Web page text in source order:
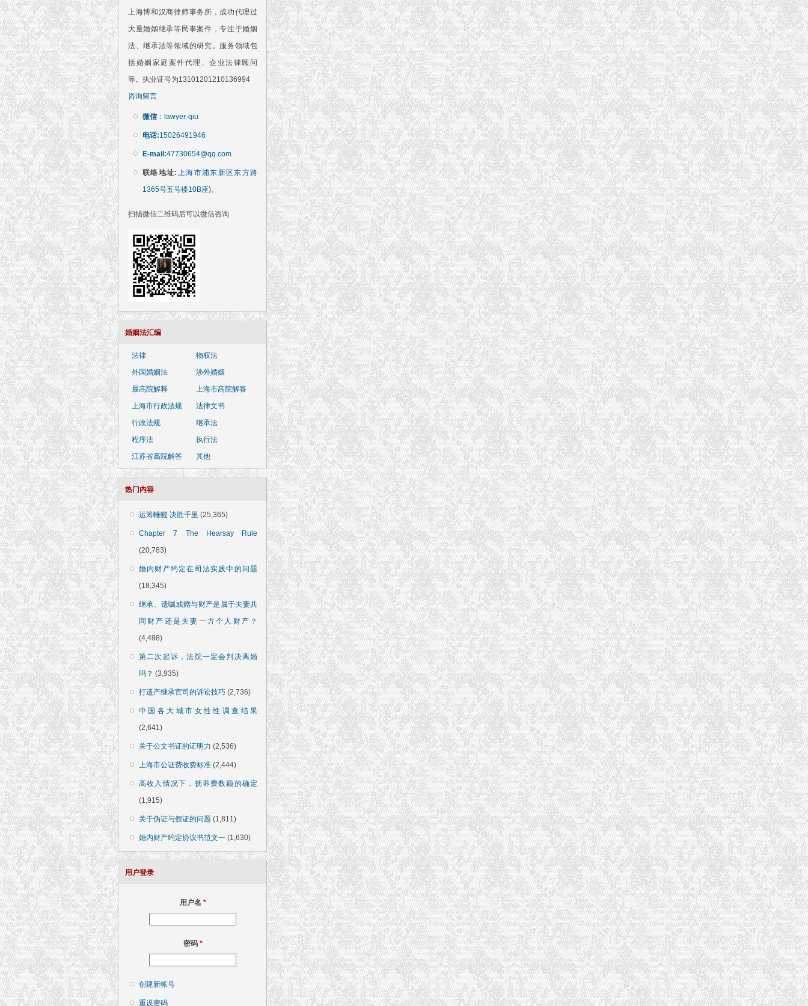
上海博和汉商律师事务所，成功代理过
大量婚姻继承等民事案件，专注于婚姻
法、继承法等领域的研究。服务领域包
括婚姻家庭案件代理、企业法律顾问
等。执业证号为13101201210136994
咨询留言
微信：lawyer-qiu
电话:15026491946
E-mail:47730654@qq.com
联络地址: 上海市浦东新区东方路
1365号五号楼10B座)。
扫描微信二维码后可以微信咨询
婚姻法汇编
法律
物权法
外国婚姻法
涉外婚姻
最高院解释
上海市高院解答
上海市行政法规
法律文书
行政法规
继承法
程序法
执行法
江苏省高院解答
其他
热门内容
运筹帷幄 决胜千里 (25,365)
Chapter 7 The Hearsay Rule
(20,783)
婚内财产约定在司法实践中的问题
(18,345)
继承、遗嘱或赠与财产是属于夫妻共
同财产还是夫妻一方个人财产？
(4,498)
第二次起诉，法院一定会判决离婚
吗？ (3,935)
打遗产继承官司的诉讼技巧 (2,736)
中国各大城市女性性调查结果
(2,641)
关于公文书证的证明力 (2,536)
上海市公证费收费标准 (2,444)
高收入情况下，抚养费数额的确定
(1,915)
关于伪证与假证的问题 (1,811)
婚内财产约定协议书范文一 (1,630)
用户登录
用户名 *
密码 *
创建新帐号
重设密码